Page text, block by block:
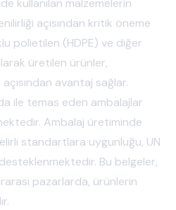
kullanılan malzemelerin
açısından kritik öneme
polietilen (HDPE) ve diğer
üretilen ürünler,
açısından avantaj sağlar.
ile temas eden ambalajlar
Ambalaj üretiminde
standartlara uygunluğu, UN
Bu belgeler,
pazarlarda, ürünlerin